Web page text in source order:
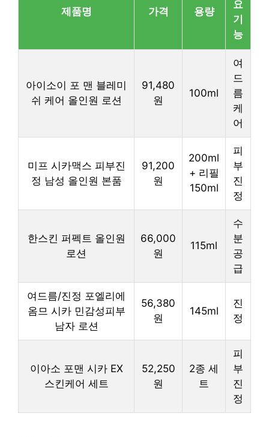
제품명 가격 용량
요
기
능
아이소이 포 맨 블레미
쉬 케어 올인원 로션
91,480
원
100ml
여
드
름
케
어
미프 시카맥스 피부진
정 남성 올인원 본품
91,200
원
200ml
+ 리필
150ml
피
부
진
정
한스킨 퍼펙트 올인원
로션
66,000
원
115ml
수
분
공
급
여드름/진정 포엘리에
옴므 시카 민감성피부
남자 로션
56,380
원
145ml
진
정
이아소 포맨 시카 EX
스킨케어 세트
52,250
원
2종 세
트
피
부
진
정